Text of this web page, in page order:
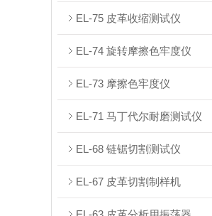
EL-75 皮革收缩测试仪
EL-74 旋转摩擦色牢度仪
EL-73 摩擦色牢度仪
EL-71 马丁代尔耐磨测试仪
EL-68 链锯切割测试仪
EL-67 皮革切割制样机